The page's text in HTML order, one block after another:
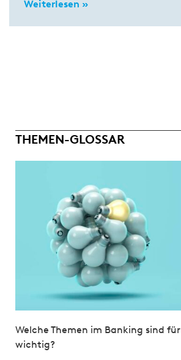
Weiterlesen »
THEMEN-GLOSSAR
Welche Themen im Banking sind
wichtig?